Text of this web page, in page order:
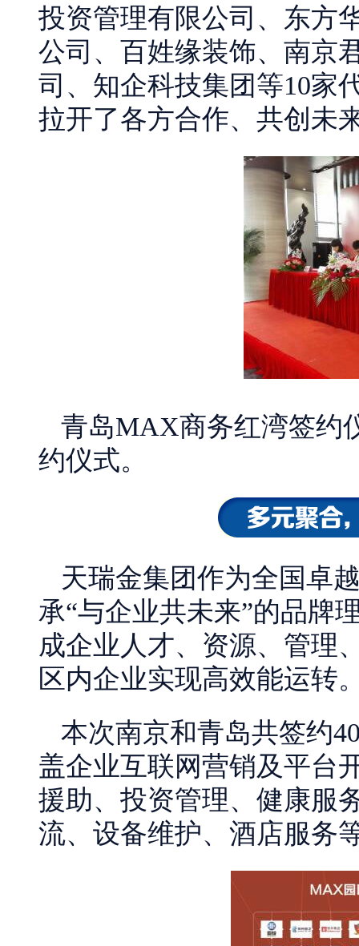
投资管理有限公司、东方
公司、百姓缘装饰、南京
司、知企科技集团等10家
拉开了各方合作、共创未
青岛MAX商务红湾签约
约仪式。
天瑞金集团作为全国卓
承“与企业共未来”的品牌
成企业人才、资源、管理
区内企业实现高效能运转
本次南京和青岛共签约
盖企业互联网营销及平台
援助、投资管理、健康服
流、设备维护、酒店服务